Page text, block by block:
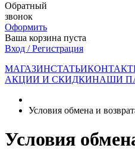
Обратный
звонок
Оформить
Ваша корзина пуста
Вход / Регистрация
МАГАЗИНСТАТЬИ
АКЦИИ И СКИДКИНАШИ
Условия обмена и
Условия